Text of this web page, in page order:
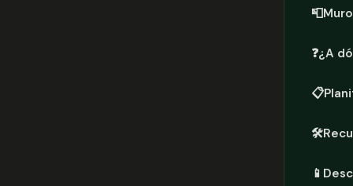
📮
❓¿A
📋
🛠️
📱